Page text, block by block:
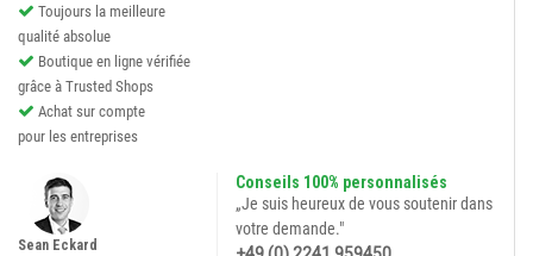
Toujours la meilleure
qualité absolue
Boutique en ligne vérifiée
grâce à Trusted Shops
Achat sur compte
pour les entreprises
Conseils 100% personnalisés
„Je suis heureux de vous soutenir dans
votre demande."
Sean Eckard